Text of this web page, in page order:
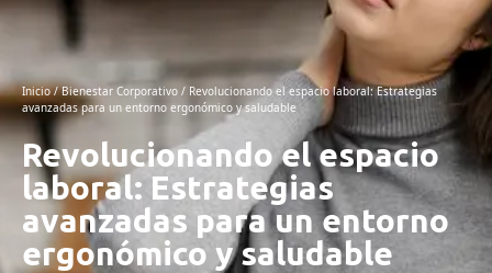
Inicio/Bienestar Corporativo / Revolucionando el espacio laboral: Estrategias
avanzadas para un entorno ergonómico y saludable
Revolucionando el espacio
laboral: Estrategias
avanzadas para un entorno
ergonómico y saludable